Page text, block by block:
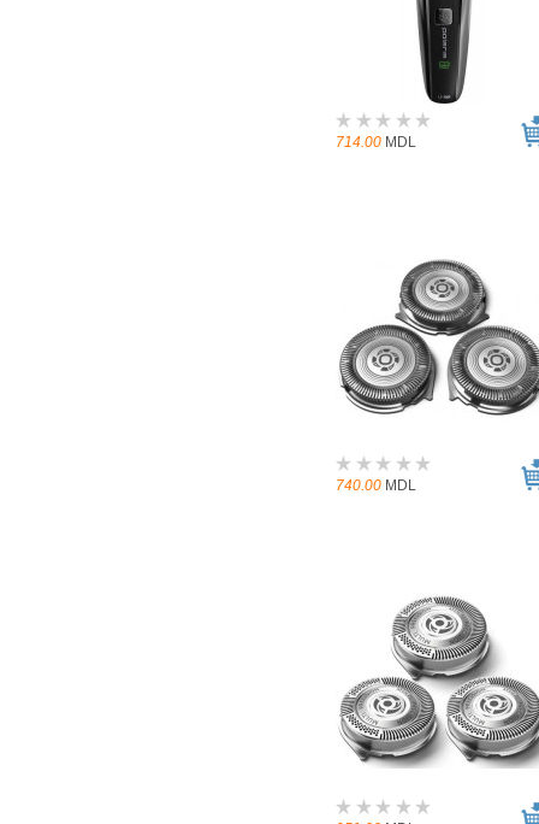
714.00 MDL
740.00 MDL